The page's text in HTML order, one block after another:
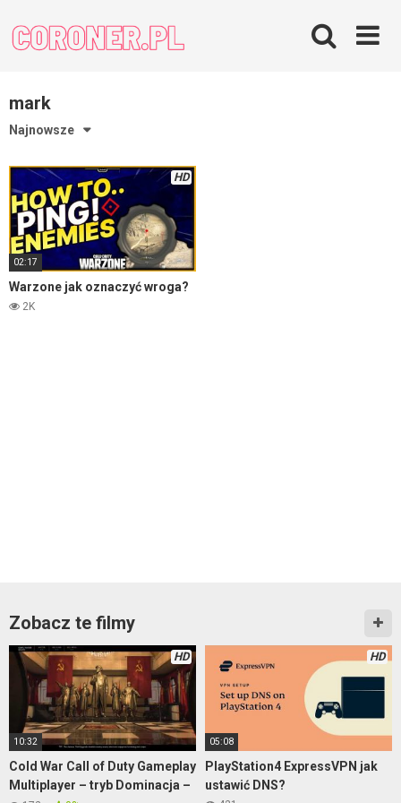
content
mark
Najnowsze
HD
02:17
Warzone jak oznaczyć wroga?
2K
Zobacz te filmy
HD
10:32
Cold War Call of Duty Gameplay
Multiplayer – tryb Dominacja –
HD
05:08
PlayStation4 ExpressVPN jak
ustawić DNS?